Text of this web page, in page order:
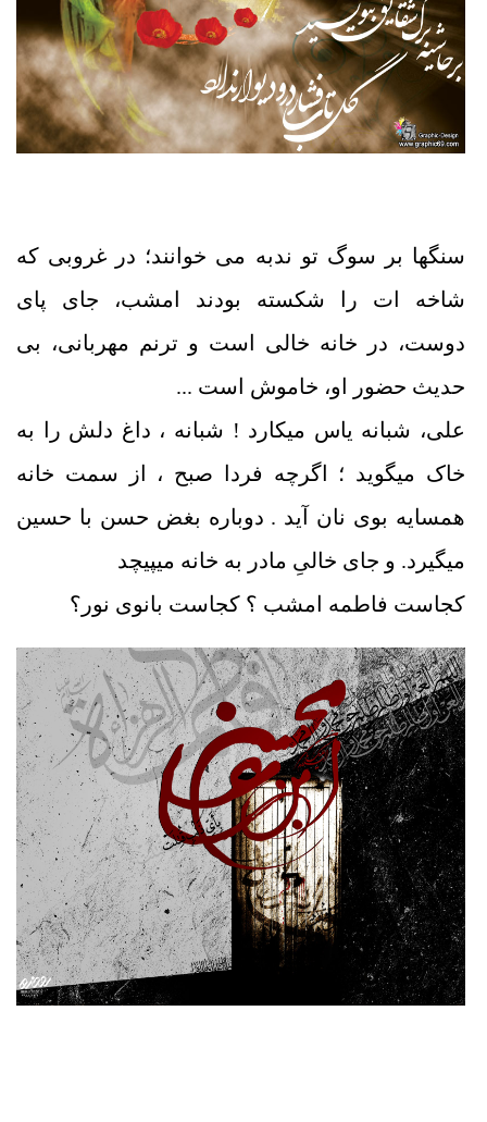
سنگ‏ها بر سوگ تو ندبه می‏ خوانند؛ در غروبی که
شاخه ‏ات را شکسته بودند امشب، جای پای
دوست، در خانه خالی است و ترنم مهربانی، بی‏
حدیث حضور او، خاموش است ...
علی، شبانه یاس می‏کارد ! شبانه ، داغ دلش را به
خاک می‏گوید ؛ اگرچه فردا صبح ، از سمت خانه
همسایه بوی نان آید . دوباره بغض حسن با حسین
می‏گیرد. و جای خالیِ مادر به خانه می‏پیچد
کجاست فاطمه امشب ؟ کجاست بانوی نور؟